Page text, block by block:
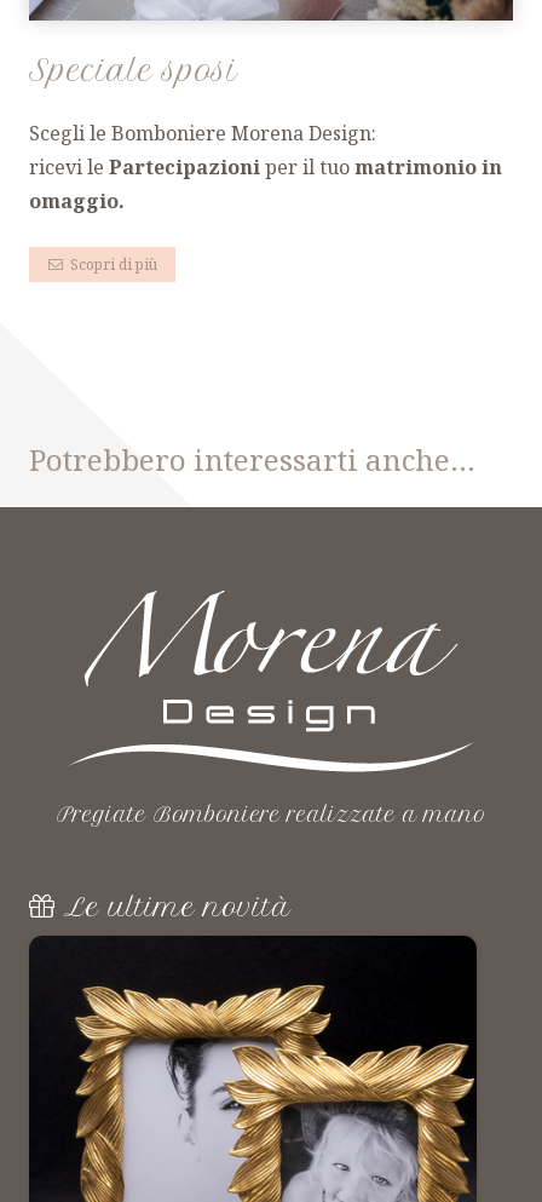
Speciale sposi
Scegli le Bomboniere Morena Design:
ricevi le Partecipazioniper il tuomatrimonioin
omaggio.
Scopri di più
Potrebbero interessarti anche…
Pregiate Bomboniere realizzate a mano
Le ultime novità